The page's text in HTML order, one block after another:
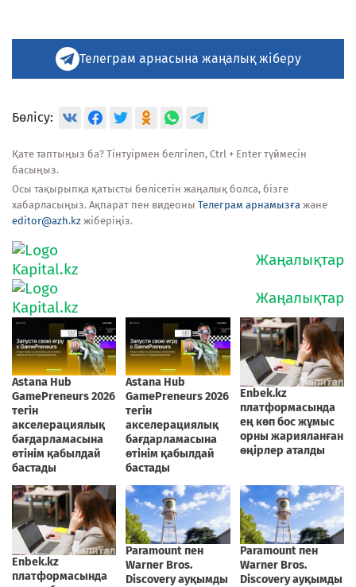
Телеграм арнасына жаңалық жіберу
Бөлісу:
Қате таптыңыз ба? Тінтуірмен белгілеп, Ctrl + Enter түймесін
басыңыз.
Осы тақырыпқа қатысты бөлісетін жаңалық болса, бізге
хабарласыңыз. Ақпарат пен видеоны Телеграм арнамызға және
editor@azh.kz жіберіңіз.